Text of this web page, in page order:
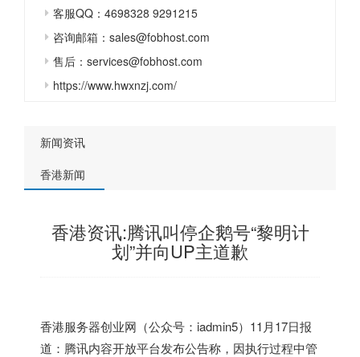
客服QQ：4698328 9291215
咨询邮箱：sales@fobhost.com
售后：services@fobhost.com
https://www.hwxnzj.com/
新闻资讯
香港新闻
香港资讯:腾讯叫停企鹅号“黎明计
划”并向UP主道歉
香港服务器创业网（公众号：iadmin5）11月17日报
道：腾讯内容开放平台发布公告称，因执行过程中管